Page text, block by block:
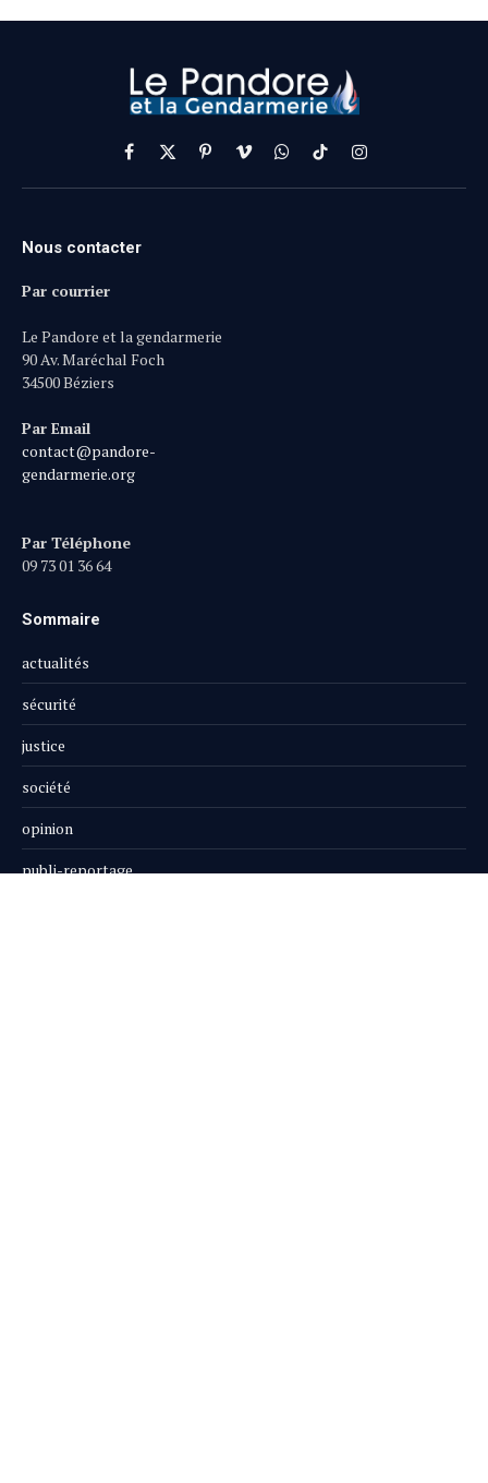
Facebook
X
(Twitter)
PinterestVimeoWhatsApp
TikTokInstagram
Nous contacter
Par courrier
Le Pandore et la gendarmerie
90 Av. Maréchal Foch
34500 Béziers
Par Email
contact@pandore-
gendarmerie.org
Par Téléphone
09 73 01 36 64
Sommaire
actualités
sécurité
justice
société
opinion
publi-reportage